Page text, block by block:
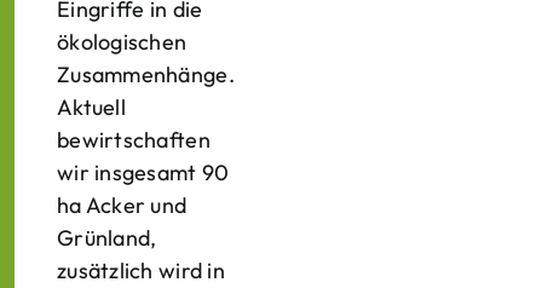
Eingriffe in die
ökologischen
Zusammenhänge.
Aktuell
bewirtschaften
wir insgesamt 90
ha Acker und
Grünland,
zusätzlich wird in